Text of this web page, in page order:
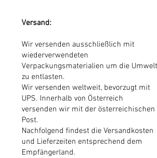
Versand:
Wir versenden ausschließlich mit
wiederverwendeten
Verpackungsmaterialien um die Umwelt
zu entlasten.
Wir versenden weltweit, bevorzugt mit
UPS. Innerhalb von Österreich
versenden wir mit der österreichischen
Post.
Nachfolgend findest die Versandkosten
und Lieferzeiten entsprechend dem
Empfängerland.